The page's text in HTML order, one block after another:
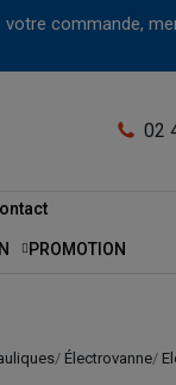
commande,
02
PROMOTION
Électrovanne